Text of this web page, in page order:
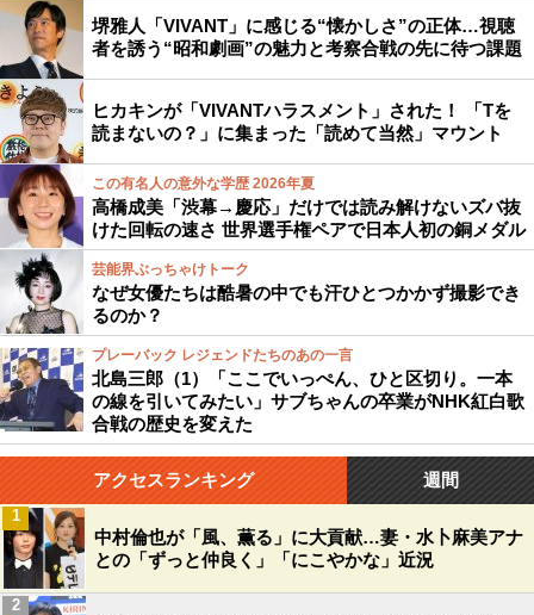
堺雅人「VIVANT」に感じる“懐かしさ”の正体…視聴
者を誘う“昭和劇画”の魅力と考察合戦の先に待つ課題
ヒカキンが「VIVANTハラスメント」された！ 「Tを
読まないの？」に集まった「読めて当然」マウント
この有名人の意外な学歴 2026年夏
高橋成美「渋幕→慶応」だけでは読み解けないズバ抜
けた回転の速さ 世界選手権ペアで日本人初の銅メダル
芸能界ぶっちゃけトーク
なぜ女優たちは酷暑の中でも汗ひとつかかず撮影でき
るのか？
プレーバック レジェンドたちのあの一言
北島三郎（1）「ここでいっぺん、ひと区切り。一本
の線を引いてみたい」サブちゃんの卒業がNHK紅白歌
合戦の歴史を変えた
アクセスランキング 週間
中村倫也が「風、薫る」に大貢献…妻・水卜麻美アナ
との「ずっと仲良く」「にこやかな」近況
1
2